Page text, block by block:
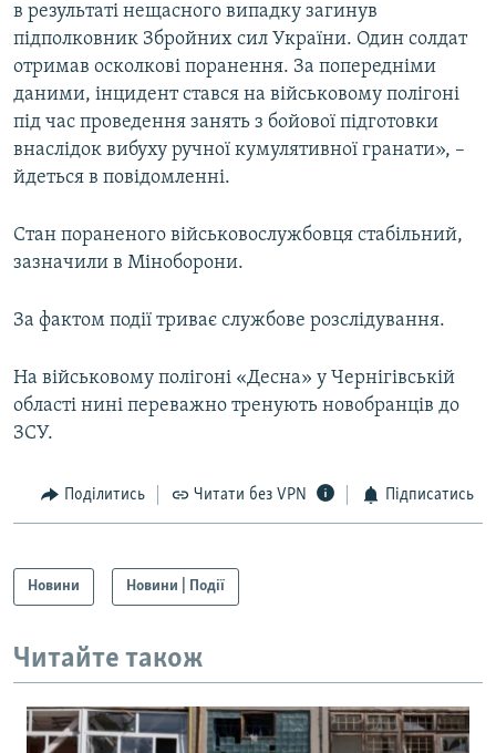
Усі сайти RFE/RL
в результаті нещасного випадку загинув
підполковник Збройних сил України. Один солдат
отримав осколкові поранення. За попередніми
даними, інцидент стався на військовому полігоні
під час проведення занять з бойової підготовки
внаслідок вибуху ручної кумулятивної гранати», –
йдеться в повідомленні.
Стан пораненого військовослужбовця стабільний,
зазначили в Міноборони.
За фактом події триває службове розслідування.
На військовому полігоні «Десна» у Чернігівській
області нині переважно тренують новобранців до
ЗСУ.
Поділитись Читати без VPN Підписатись
Новини Новини | Події
Читайте також